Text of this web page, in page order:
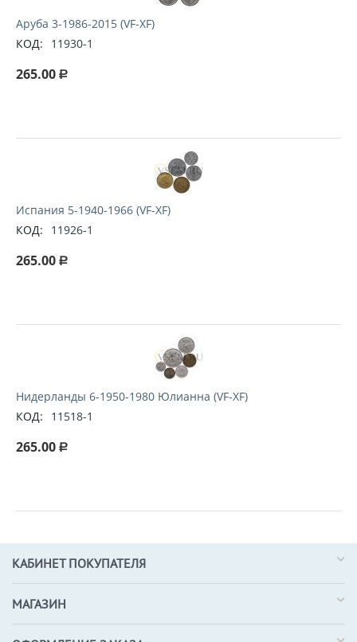
Аруба 3-1986-2015 (VF-XF)
КОД:
11930-1
265.00 Р
Испания 5-1940-1966 (VF-XF)
КОД:
11926-1
265.00 Р
Нидерланды 6-1950-1980 Юлианна (VF-XF)
КОД:
11518-1
265.00 Р
КАБИНЕТ ПОКУПАТЕЛЯ
МАГАЗИН